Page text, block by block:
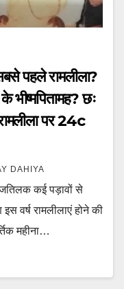
पहले रामलीला?
भीष्मपितामह? छः
पर 24c
DAHIYA
कई पड़ावों से
वर्ष रामलीलाएं होने की
महीना…